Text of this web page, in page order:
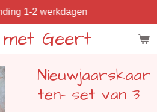
Geert
1-2 werkdagen
Nieuwjaarskaar
ten- set van 3